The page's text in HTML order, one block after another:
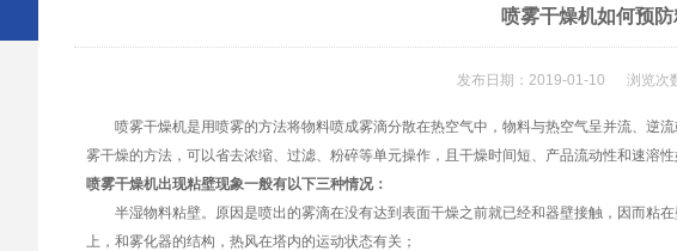
喷雾干燥机如何预
发布日期：2019-01-10 浏览次
喷雾干燥机是用喷雾的方法将物料喷成雾滴分散在热空气中，物料与热空气呈并流、逆
雾干燥的方法，可以省去浓缩、过滤、粉碎等单元操作，且干燥时间短、产品流动性和速溶
喷雾干燥机出现粘壁现象一般有以下三种情况：
半湿物料粘壁。原因是喷出的雾滴在没有达到表面干燥之前就已经和器壁接触，因而粘
上，和雾化器的结构，热风在塔内的运动状态有关；